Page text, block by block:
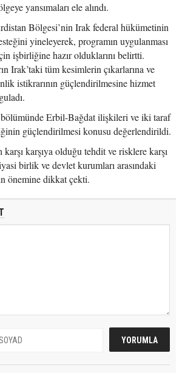
yansımaları ele alındı.
Bölgesi’nin Irak federal hükümetinin
yineleyerek, programın uygulanması
işbirliğine hazır olduklarını belirtti.
Irak’taki tüm kesimlerin çıkarlarına ve
istikrarının güçlendirilmesine hizmet
Erbil-Bağdat ilişkileri ve iki taraf
güçlendirilmesi konusu değerlendirildi.
karşıya olduğu tehdit ve risklere karşı
birlik ve devlet kurumları arasındaki
önemine dikkat çekti.